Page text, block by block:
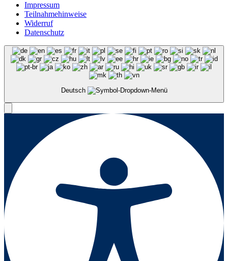
Impressum
Teilnahmehinweise
Widerruf
Datenschutz
Deutsch